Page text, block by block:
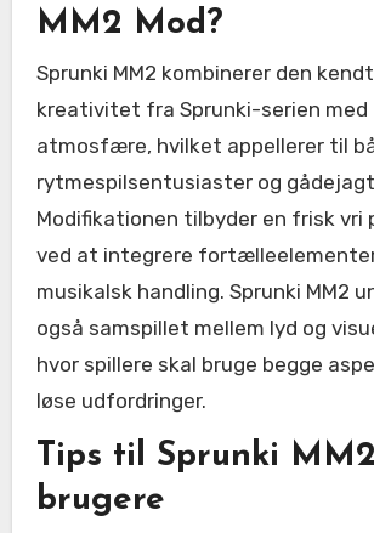
MM2 Mod?
Sprunki MM2 kombinerer den
kreativitet fra Sprunki-serien med
atmosfære, hvilket appellerer til
rytmespilsentusiaster og
Modifikationen tilbyder en frisk vri
ved at integrere
musikalsk handling. Sprunki MM2
også samspillet mellem lyd og
hvor spillere skal bruge begge
løse udfordringer.
Tips til Sprunki
brugere